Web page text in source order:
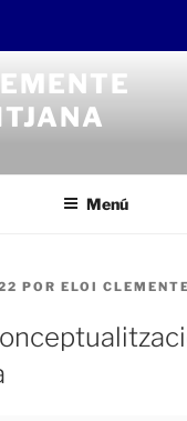
Menú
POR ELOI CLEMENTE